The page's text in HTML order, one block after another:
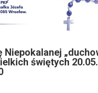
Niepokalanej
świętych